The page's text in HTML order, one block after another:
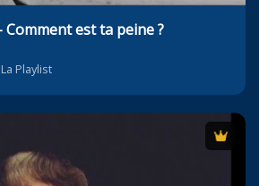
Comment est ta peine ?
La Playlist